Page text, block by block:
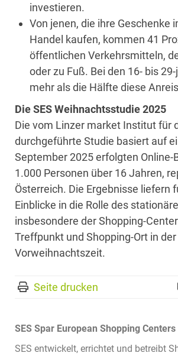
investieren.
Von jenen, die ihre Geschenke
Handel kaufen, kommen 41
öffentlichen Verkehrsmitteln,
oder zu Fuß. Bei den 16- bis
mehr als die Hälfte diese
Die SES Weihnachtsstudie 2025
Die vom Linzer market Institut für
durchgeführte Studie basiert auf
September 2025 erfolgten Online-
1.000 Personen über 16 Jahren,
Österreich. Die Ergebnisse liefern
Einblicke in die Rolle des
insbesondere der Shopping-
Treffpunkt und Shopping-Ort in der
Vorweihnachtszeit.
Seite drucken
SES Spar European Shopping Centers
SES entwickelt, errichtet und betreibt